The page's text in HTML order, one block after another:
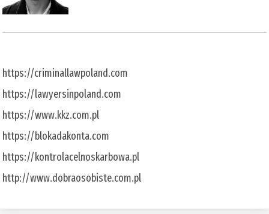
https://criminallawpoland.com
https://lawyersinpoland.com
https://www.kkz.com.pl
https://blokadakonta.com
https://kontrolacelnoskarbowa.pl
http://www.dobraosobiste.com.pl